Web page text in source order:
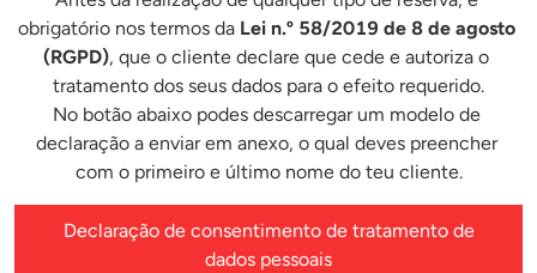
obrigatório nos termos da Lei n.º 58/2019 de 8 de agosto
(RGPD), que o cliente declare que cede e autoriza o
tratamento dos seus dados para o efeito requerido.
No botão abaixo podes descarregar um modelo de
declaração a enviar em anexo, o qual deves preencher
com o primeiro e último nome do teu cliente.
Declaração de consentimento de tratamento de
dados pessoais